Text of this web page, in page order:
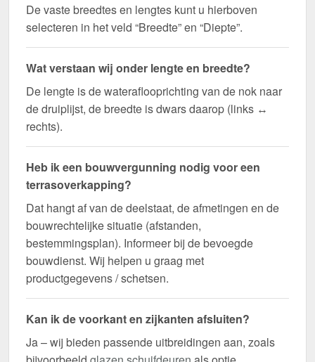
De vaste breedtes en lengtes kunt u hierboven
selecteren in het veld “Breedte” en “Diepte”.
Wat verstaan wij onder lengte en breedte?
De lengte is de wateraflooprichting van de nok naar
de druiplijst, de breedte is dwars daarop (links ↔
rechts).
Heb ik een bouwvergunning nodig voor een
terrasoverkapping?
Dat hangt af van de deelstaat, de afmetingen en de
bouwrechtelijke situatie (afstanden,
bestemmingsplan). Informeer bij de bevoegde
bouwdienst. Wij helpen u graag met
productgegevens / schetsen.
Kan ik de voorkant en zijkanten afsluiten?
Ja – wij bieden passende uitbreidingen aan, zoals